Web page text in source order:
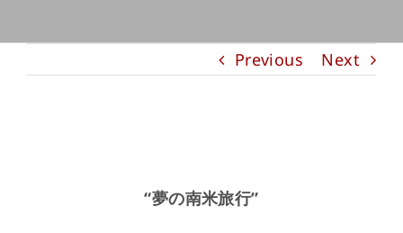
Previous Next
“夢の南米旅行”